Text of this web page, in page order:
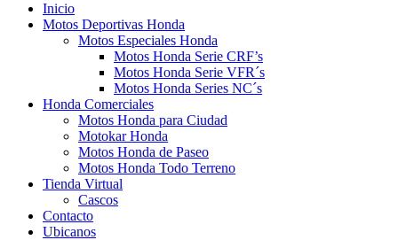
Inicio
Motos Deportivas Honda
Motos Especiales Honda
Motos Honda Serie CRF’s
Motos Honda Serie VFR´s
Motos Honda Series NC´s
Honda Comerciales
Motos Honda para Ciudad
Motokar Honda
Motos Honda de Paseo
Motos Honda Todo Terreno
Tienda Virtual
Cascos
Contacto
Ubicanos